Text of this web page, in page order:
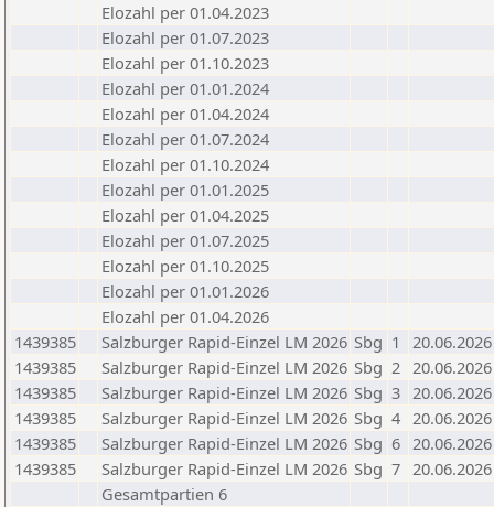
Elozahl per 01.04.2023
Elozahl per 01.07.2023
Elozahl per 01.10.2023
Elozahl per 01.01.2024
Elozahl per 01.04.2024
Elozahl per 01.07.2024
Elozahl per 01.10.2024
Elozahl per 01.01.2025
Elozahl per 01.04.2025
Elozahl per 01.07.2025
Elozahl per 01.10.2025
Elozahl per 01.01.2026
Elozahl per 01.04.2026
1439385
Salzburger Rapid-Einzel LM 2026 Sbg 1
20.06.2026
1439385
Salzburger Rapid-Einzel LM 2026 Sbg 2 20.06.2026
1439385
Salzburger Rapid-Einzel LM 2026 Sbg 3 20.06.2026
1439385
Salzburger Rapid-Einzel LM 2026 Sbg 4 20.06.2026
1439385
Salzburger Rapid-Einzel LM 2026 Sbg 6 20.06.2026
1439385
Salzburger Rapid-Einzel LM 2026 Sbg 7 20.06.2026
Gesamtpartien 6